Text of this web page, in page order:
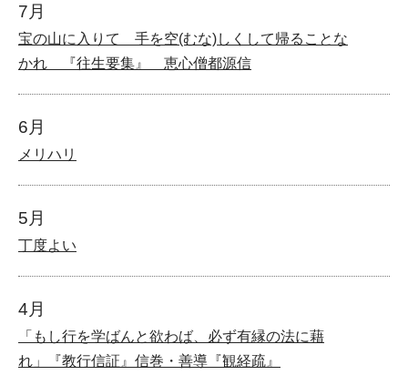
7月
宝の山に入りて 手を空(むな)しくして帰ることな
かれ 『往生要集』 恵心僧都源信
6月
メリハリ
5月
丁度よい
4月
「もし行を学ばんと欲わば、必ず有縁の法に藉
れ」『教行信証』信巻・善導『観経疏』